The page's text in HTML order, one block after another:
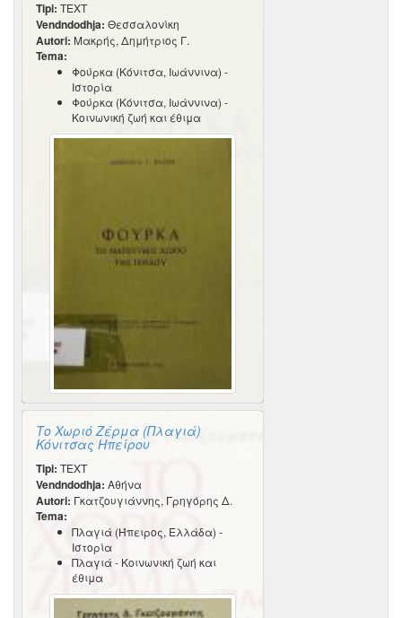
Tipi: TEXT
Vendndodhja: Θεσσαλονίκη
Autori: Μακρής, Δημήτριος Γ.
Tema:
Φούρκα (Κόνιτσα, Ιωάννινα) -
Ιστορία
Φούρκα (Κόνιτσα, Ιωάννινα) -
Κοινωνική ζωή και έθιμα
Το Χωριό Ζέρμα (Πλαγιά)
Κόνιτσας Ηπείρου
Tipi: TEXT
Vendndodhja: Αθήνα
Autori: Γκατζουγιάννης, Γρηγόρης Δ.
Tema:
Πλαγιά (Ήπειρος, Ελλάδα) -
Ιστορία
Πλαγιά - Κοινωνική ζωή και
έθιμα